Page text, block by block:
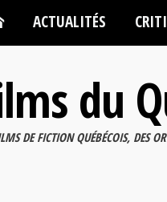
ACTUALITÉS
du
DE FICTION QUÉBÉCOIS, DES